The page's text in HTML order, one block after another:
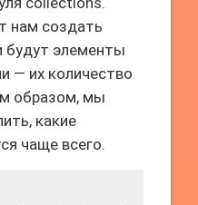
нам создать
будут элементы
— их количество
образом, мы
какие
чаще всего.